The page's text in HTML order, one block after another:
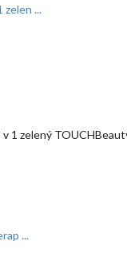
zelen ...
1 zelený
...